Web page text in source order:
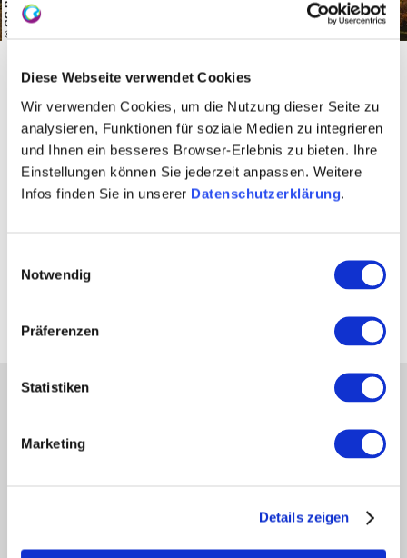
Diese Webseite verwendet Cookies
Wir verwenden Cookies, um die Nutzung dieser Seite zu
analysieren, Funktionen für soziale Medien zu integrieren
und Ihnen ein besseres Browser-Erlebnis zu bieten. Ihre
Einstellungen können Sie jederzeit anpassen. Weitere
Infos finden Sie in unserer Datenschutzerklärung.
Notwendig
Präferenzen
Statistiken
Marketing
Details zeigen
MALWANDERLIEGE
MALFAHRRADLIEBE
Entdecke Rheinhessen in deinem Rhythmus. Ob mit
entspannten Schritten durch malerische Weinberge und
Flussläufen und durch die Weinkulturlandschaft. Jedes
Partner
Fachhandel
Region Rheinhessen